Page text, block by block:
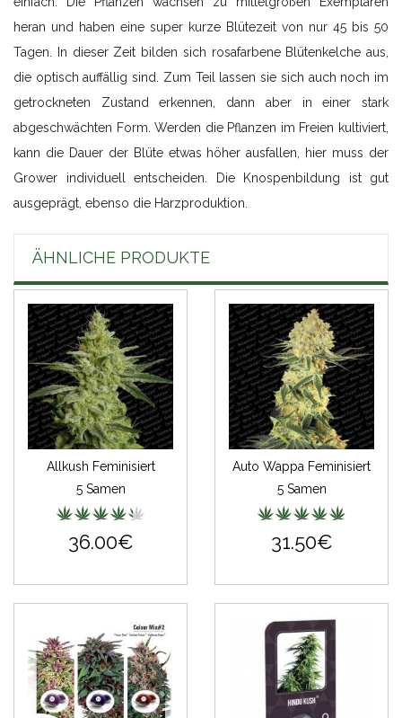
heran und haben eine super kurze Blütezeit von nur 45 bis 50
Tagen. In dieser Zeit bilden sich rosafarbene Blütenkelche aus,
die optisch auffällig sind. Zum Teil lassen sie sich auch noch im
getrockneten Zustand erkennen, dann aber in einer stark
abgeschwächten Form. Werden die Pflanzen im Freien kultiviert,
kann die Dauer der Blüte etwas höher ausfallen, hier muss der
Grower individuell entscheiden. Die Knospenbildung ist gut
ausgeprägt, ebenso die Harzproduktion.
ÄHNLICHE PRODUKTE
Allkush Feminisiert
5 Samen
36.00€
Auto Wappa Feminisiert
5 Samen
31.50€